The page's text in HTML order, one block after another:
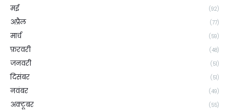
मई (92)
अप्रैल (77)
मार्च (59)
फ़रवरी (48)
जनवरी (51)
दिसंबर (51)
नवंबर (49)
अक्टूबर (55)